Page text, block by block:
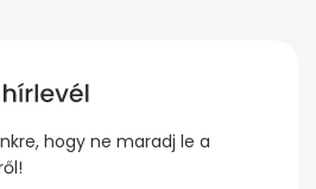
hogy ne maradj le a